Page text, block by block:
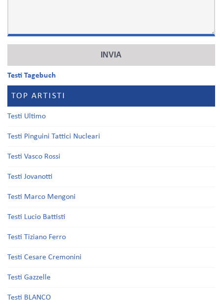
Testi Tagebuch
TOP ARTISTI
Testi Ultimo
Testi Pinguini Tattici Nucleari
Testi Vasco Rossi
Testi Jovanotti
Testi Marco Mengoni
Testi Lucio Battisti
Testi Tiziano Ferro
Testi Cesare Cremonini
Testi Gazzelle
Testi BLANCO